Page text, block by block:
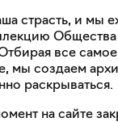
страсть, и мы
все
мы создаем
раскрываться.
на сайте